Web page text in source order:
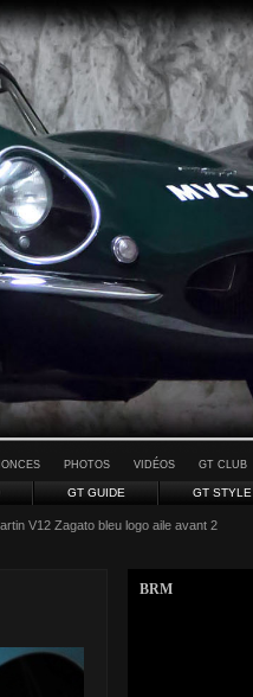
PHOTOS VIDÉOS GT CLUB
GT GUIDE GT STYLE
V12 Zagato bleu logo aile avant 2
BRM